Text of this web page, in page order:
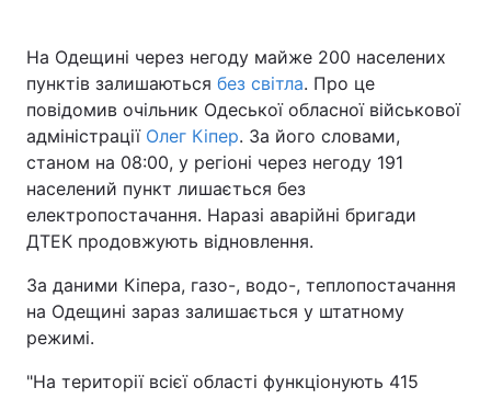
На Одещині через негоду майже 200 населених
пунктів залишаються без світла. Про це
повідомив очільник Одеської обласної військової
адміністрації Олег Кіпер. За його словами,
станом на 08:00, у регіоні через негоду 191
населений пункт лишається без
електропостачання. Наразі аварійні бригади
ДТЕК продовжують відновлення.
За даними Кіпера, газо-, водо-, теплопостачання
на Одещині зараз залишається у штатному
режимі.
"На території всієї області функціонують 415